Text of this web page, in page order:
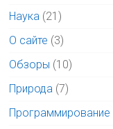
Наука (21)
О сайте (3)
Обзоры (10)
Природа (7)
Программирование